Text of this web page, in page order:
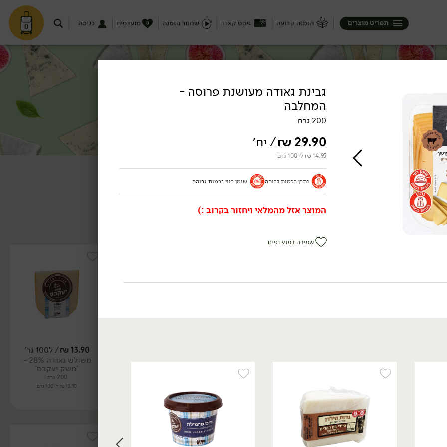
0 הזמנה קבועה גיפט קארד שחזור הזמנה מועדפים 0 כניסה תפריט מוצרים
היא יכולה להיות קשה או רק חצי ...
בבצרון, ממשק שוורץ בצפון וגם
:)
'משק יעקבס'
13.90
₪/ ל100 גר'
משולש גאודה 28% -
'משק יעקבס'
200 גרם
13.90 ₪ ל-100 גרם
גבינת גאודה מעושנת פרוסה -
המחלבה
200 גרם
29.90
₪/ יח׳
14.95 ₪ ל-100 גרם
נתרן בכמות גבוהה שומן רווי בכמות גבוהה
המוצר אזל מהמלאי ויחזור בקרוב :)
שמירה במועדפים